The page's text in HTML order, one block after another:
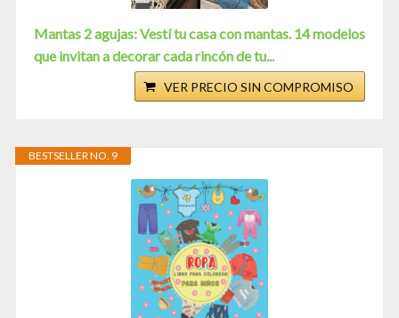
Mantas 2 agujas: Vestí tu casa con mantas. 14 modelos
que invitan a decorar cada rincón de tu...
VER PRECIO SIN COMPROMISO
BESTSELLER NO. 9